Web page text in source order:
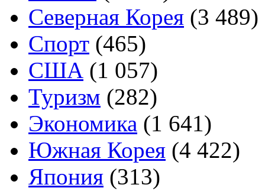
Северная Корея (3 489)
Спорт (465)
США (1 057)
Туризм (282)
Экономика (1 641)
Южная Корея (4 422)
Япония (313)